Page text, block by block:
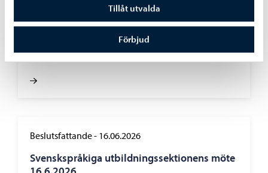
Tillåt utvalda
Förbjud
03.08.2026
Nätverkssäkerheten för elevernas datorer
stärks med en tjänst som blockerar skadliga
webbplatser
Beslutsfattande- 16.06.2026
Svenskspråkiga utbildningssektionens möte